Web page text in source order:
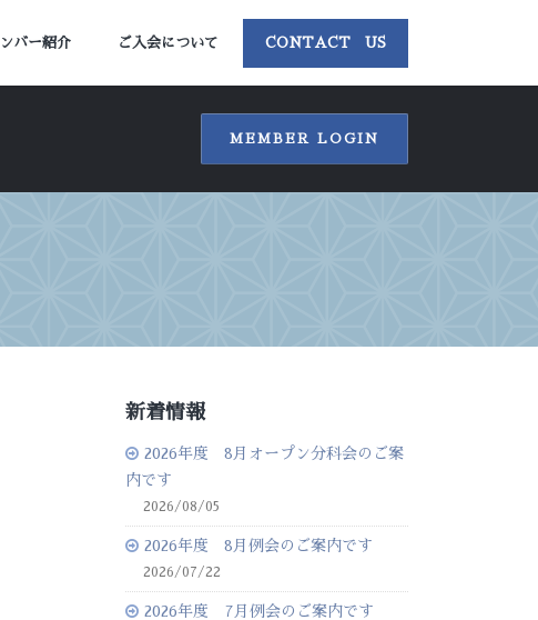
ンバー紹介 ご入会について CONTACT US
MEMBER LOGIN
新着情報
2026年度 8月オープン分科会のご案
内です
2026/08/05
2026年度 8月例会のご案内です
2026/07/22
2026年度 7月例会のご案内です